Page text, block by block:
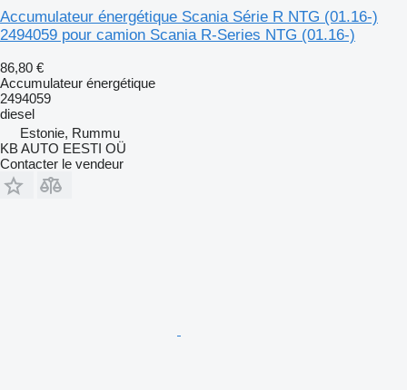
Accumulateur énergétique Scania Série R NTG (01.16-)
2494059 pour camion Scania R-Series NTG (01.16-)
86,80 €
Accumulateur énergétique
2494059
diesel
Estonie, Rummu
KB AUTO EESTI OÜ
Contacter le vendeur